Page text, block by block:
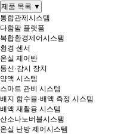
제품 목록 ▼
통합관제시스템
다함팜 플랫폼
복합환경제어시스템
환경 센서
온실 제어반
통신·감시 장치
양액 시스템
스마트 관비 시스템
배지 함수율·배액 측정 시스템
배액 재활용 시스템
산소나노버블시스템
온실 난방 제어시스템